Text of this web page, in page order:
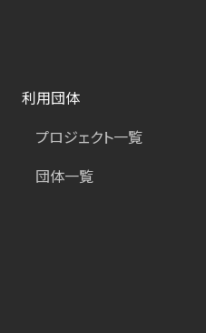
利用団体
プロジェクト一覧
団体一覧